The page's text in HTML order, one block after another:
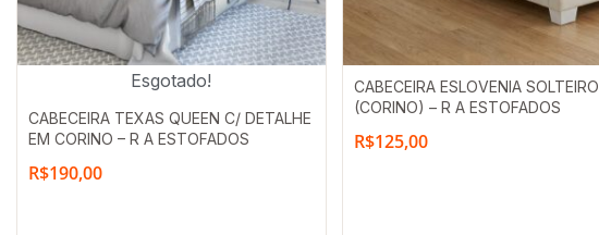
Esgotado!
CABECEIRA TEXAS QUEEN C/ DETALHE
EM CORINO – R A ESTOFADOS
R$190,00
CABECEIRA ESLOVENIA SOLTEIRO
(CORINO) – R A ESTOFADOS
R$125,00